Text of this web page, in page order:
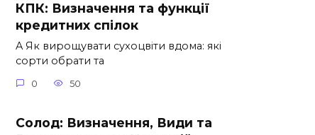
КПК: Визначення та функції
кредитних спілок
A Як вирощувати сухоцвіти вдома: які
сорти обрати та
0 50
Солод: Визначення, Види та